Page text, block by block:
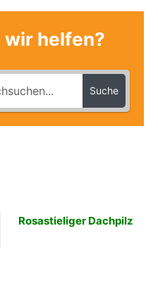
wir helfen?
Suche
Rosastieliger Dachpilz